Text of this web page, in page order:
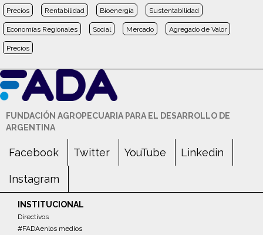
Precios Rentabilidad Bioenergía Sustentabilidad
Economías Regionales Social Mercado Agregado de Valor
Precios
FUNDACIÓN AGROPECUARIA PARA EL DESARROLLO DE
ARGENTINA
Facebook Twitter YouTube Linkedin
Instagram
INSTITUCIONAL
Directivos
#FADAenlos medios